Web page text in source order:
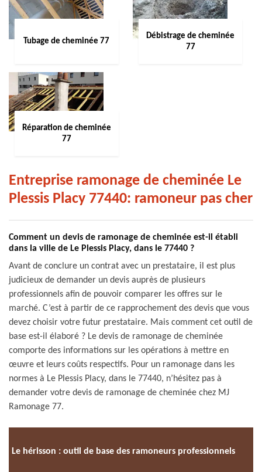
Tubage de cheminée 77
Débistrage de cheminée
77
Réparation de cheminée
77
Entreprise ramonage de cheminée Le
Plessis Placy 77440: ramoneur pas cher
Comment un devis de ramonage de cheminée est-il établi
dans la ville de Le Plessis Placy, dans le 77440 ?
Avant de conclure un contrat avec un prestataire, il est plus
judicieux de demander un devis auprès de plusieurs
professionnels afin de pouvoir comparer les offres sur le
marché. C’est à partir de ce rapprochement des devis que vous
devez choisir votre futur prestataire. Mais comment cet outil de
base est-il élaboré ? Le devis de ramonage de cheminée
comporte des informations sur les opérations à mettre en
œuvre et leurs coûts respectifs. Pour un ramonage dans les
normes à Le Plessis Placy, dans le 77440, n’hésitez pas à
demander votre devis de ramonage de cheminée chez MJ
Ramonage 77.
Le hérisson : outil de base des ramoneurs professionnels